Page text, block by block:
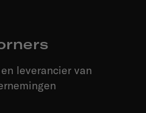
leverancier van